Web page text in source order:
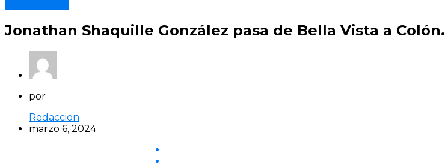
Jonathan Shaquille González pasa de Bella Vista a Colón.
por
Redaccion
marzo 6, 2024